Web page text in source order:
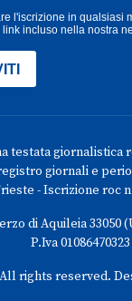
testata giornalistica
giornali e
- Iscrizione roc
di Aquileia 33050
P.Iva 01086470323
All rights reserved.